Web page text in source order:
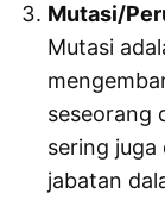
Mutasi/
Mutasi
seseorang
sering juga
jabatan